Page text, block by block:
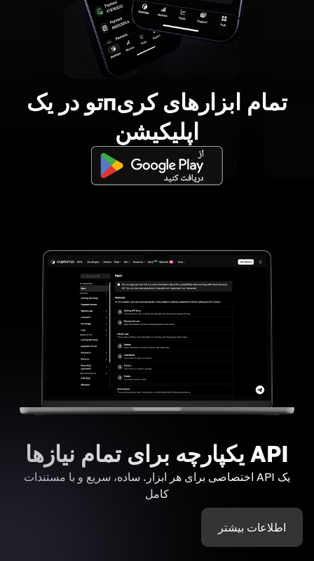
تمام ابزارهای کریпتو در یک
اپلیکیشن
API یکپارچه برای تمام نیازها
یک API اختصاصی برای هر ابزار. ساده، سریع و با مستندات
کامل
اطلاعات بیشتر